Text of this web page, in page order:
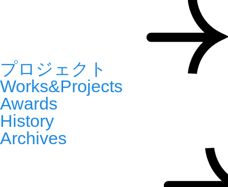
プロジェクト
Works&Projects
Awards
History
Archives